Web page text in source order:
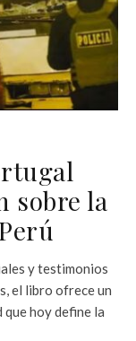
sobre la
y testimonios
el libro ofrece un
hoy define la